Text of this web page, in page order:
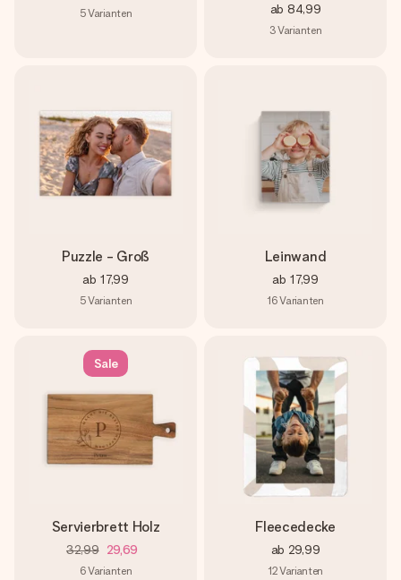
5Varianten ab 84,99
3Varianten
Puzzle - Groß
ab 17,99
5Varianten
Leinwand
ab 17,99
16Varianten
Sale
Servierbrett Holz
32,99 29,69
6Varianten
Fleecedecke
ab 29,99
12Varianten